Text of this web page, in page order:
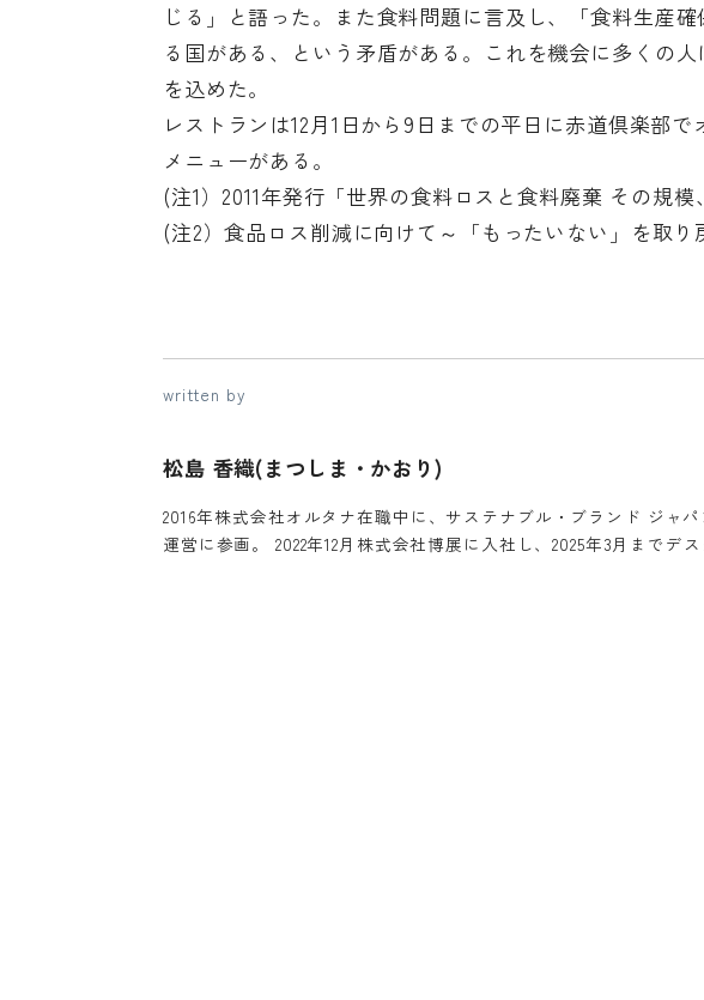
じる」と語った。また食料問題に言及し、「食料生産
る国がある、という矛盾がある。これを機会に多くの
を込めた。
レストランは12月1日から9日までの平日に赤道倶楽部
メニューがある。
(注1）2011年発行「世界の食料ロスと食料廃棄 その規模
(注2）食品ロス削減に向けて～「もったいない」を取
written by
松島 香織(まつしま・かおり)
2016年株式会社オルタナ在職中に、サステナブル・ブランド ジャ
運営に参画。 2022年12月株式会社博展に入社し、2025年3月までデ